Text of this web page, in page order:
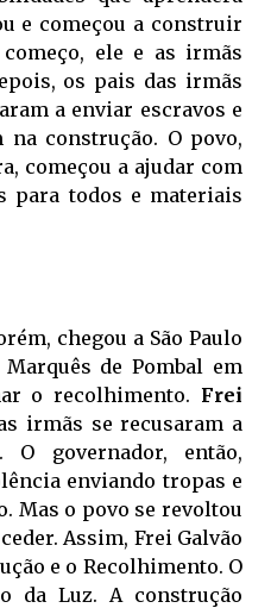
e começou a construir
ele e as irmãs
os pais das irmãs
a enviar escravos e
construção. O povo,
começou a ajudar com
para todos e materiais
chegou a São Paulo
de Pombal em
o recolhimento. Frei
irmãs se recusaram a
O governador, então,
enviando tropas e
Mas o povo se revoltou
Assim, Frei Galvão
e o Recolhimento. O
da Luz. A construção